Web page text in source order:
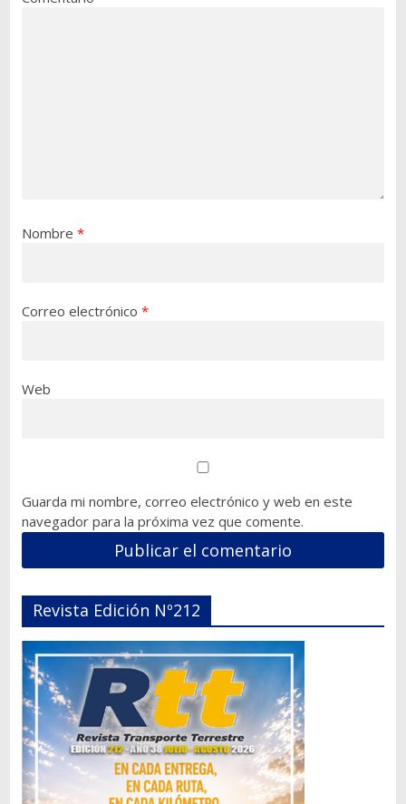
Nombre *
Correo electrónico *
Web
Guarda mi nombre, correo electrónico y web en este
navegador para la próxima vez que comente.
Revista Edición Nº212